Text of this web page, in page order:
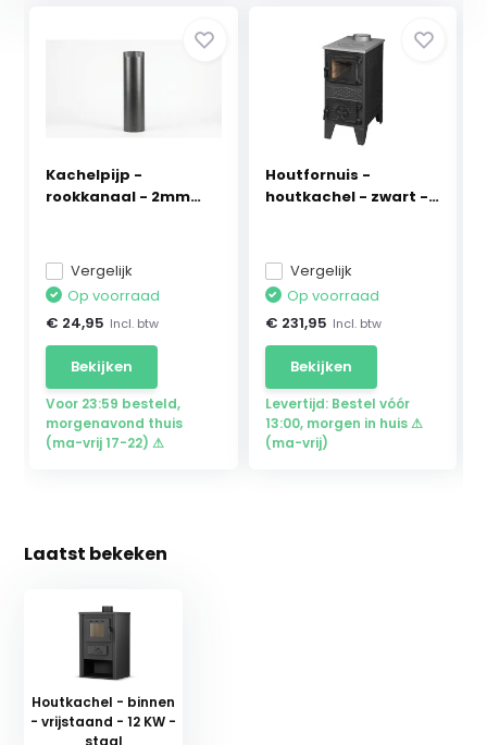
Kachelpijp -
rookkanaal - 2mm
Vergelijk
Op voorraad
€ 24,95 Incl. btw
Bekijken
Voor 23:59 besteld,
morgenavond thuis
(ma-vrij 17-22) ⚠
Houtfornuis -
houtkachel - zwart -
Vergelijk
Op voorraad
€ 231,95 Incl. btw
Bekijken
Levertijd: Bestel vóór
13:00, morgen in huis ⚠
(ma-vrij)
Laatst bekeken
Houtkachel - binnen
- vrijstaand - 12 KW -